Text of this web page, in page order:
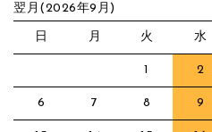
翌月(2026年9月)
日 月 火 水
1 2
6 7 8 9